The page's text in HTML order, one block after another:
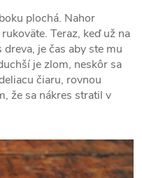
plochá. Nahor
Teraz, keď už na
je čas aby ste mu
je zlom, neskôr sa
čiaru, rovnou
že sa nákres stratil v